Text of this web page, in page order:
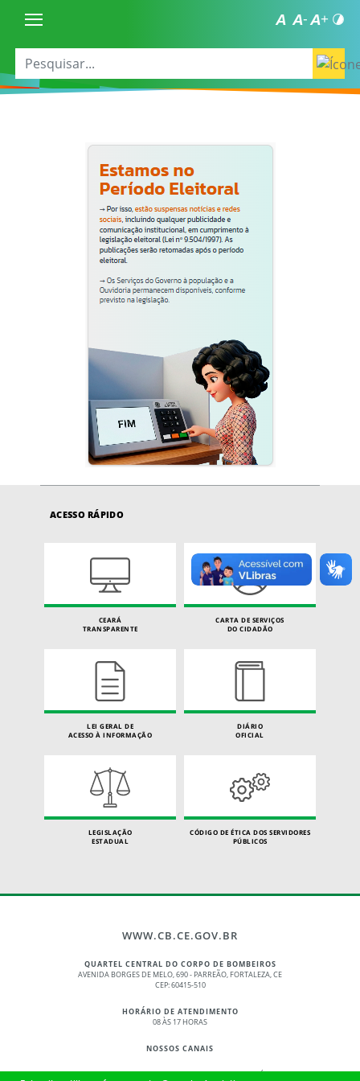
ACESSO RÁPIDO
CEARÁ
TRANSPARENTE
CARTA DE SERVIÇOS
DO CIDADÃO
LEI GERAL DE
ACESSO À INFORMAÇÃO
DIÁRIO
OFICIAL
LEGISLAÇÃO
ESTADUAL
CÓDIGO DE ÉTICA DOS SERVIDORES
PÚBLICOS
WWW.CB.CE.GOV.BR
QUARTEL CENTRAL DO CORPO DE BOMBEIROS
AVENIDA BORGES DE MELO, 690 - PARREÃO, FORTALEZA, CE
CEP: 60415-510
HORÁRIO DE ATENDIMENTO
08 ÀS 17 HORAS
NOSSOS CANAIS
© 2017 - 2026 – GOVERNO DO ESTADO DO CEARÁ